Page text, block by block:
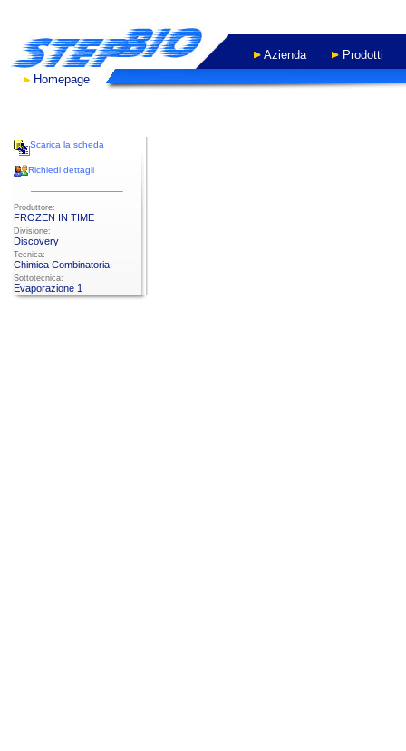
Azienda
Prodotti
Homepage
Scarica la scheda
Richiedi dettagli
Produttore:
FROZEN IN TIME
Divisione:
Discovery
Tecnica:
Chimica Combinatoria
Sottotecnica:
Evaporazione 1